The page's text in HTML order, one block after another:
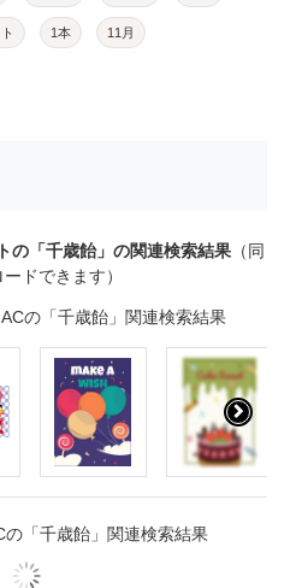
1本 11月
の「千歳飴」の関連検索結果 （同
ドできます）
の「千歳飴」関連検索結果
の「千歳飴」関連検索結果